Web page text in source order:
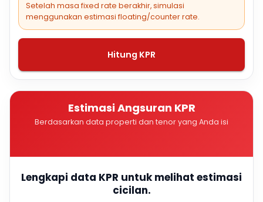
Setelah masa fixed rate berakhir, simulasi
menggunakan estimasi floating/counter rate.
Hitung KPR
Estimasi Angsuran KPR
Berdasarkan data properti dan tenor yang Anda isi
Lengkapi data KPR untuk melihat estimasi
cicilan.